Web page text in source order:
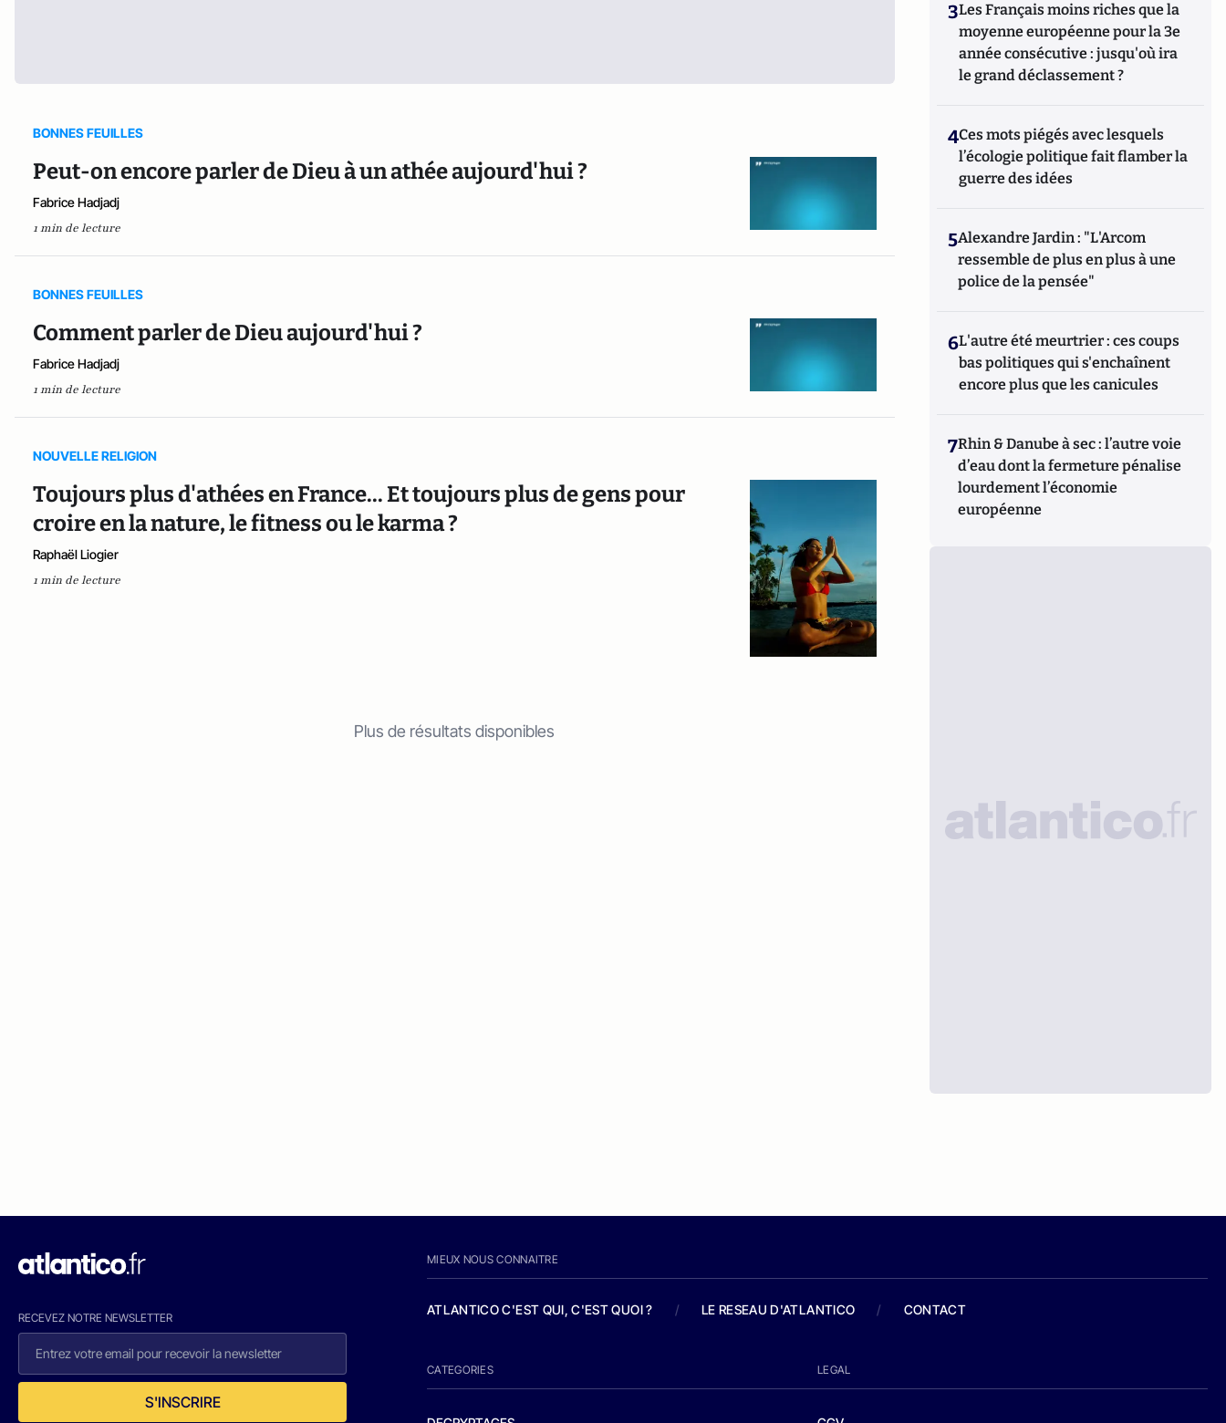
BONNES FEUILLES
Peut-on encore parler de Dieu à un athée aujourd'hui ?
Fabrice Hadjadj
1 min de lecture
BONNES FEUILLES
Comment parler de Dieu aujourd'hui ?
Fabrice Hadjadj
1 min de lecture
NOUVELLE RELIGION
Toujours plus d'athées en France... Et toujours plus de gens pour
croire en la nature, le fitness ou le karma ?
Raphaël Liogier
1 min de lecture
Plus de résultats disponibles
3Les Français moins riches que la
moyenne européenne pour la 3e
année consécutive : jusqu'où ira
le grand déclassement ?
4Ces mots piégés avec lesquels
l’écologie politique fait flamber la
guerre des idées
5Alexandre Jardin : "L'Arcom
ressemble de plus en plus à une
police de la pensée"
6L'autre été meurtrier : ces coups
bas politiques qui s'enchaînent
encore plus que les canicules
7Rhin & Danube à sec : l’autre voie
d’eau dont la fermeture pénalise
lourdement l’économie
européenne
RECEVEZ NOTRE NEWSLETTER
S'INSCRIRE
MIEUX NOUS CONNAITRE
ATLANTICO C'EST QUI, C'EST QUOI ? / LE RESEAU D'ATLANTICO / CONTACT
CATEGORIES LEGAL